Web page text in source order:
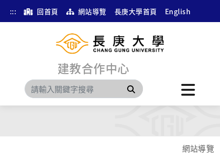
::: 回首頁 網站導覽 長庚大學首頁 English
建教合作中心
搜尋
網站導覽